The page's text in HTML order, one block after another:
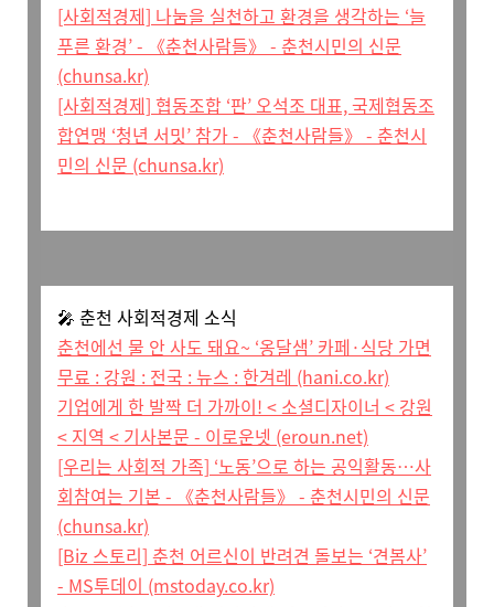
[사회적경제] 나눔을 실천하고 환경을 생각하는 ‘늘
푸른 환경’ - 《춘천사람들》 - 춘천시민의 신문
(chunsa.kr)
[사회적경제] 협동조합 ‘판’ 오석조 대표, 국제협동조
합연맹 ‘청년 서밋’ 참가 - 《춘천사람들》 - 춘천시
민의 신문 (chunsa.kr)
🎤 춘천 사회적경제 소식
춘천에선 물 안 사도 돼요~ ‘옹달샘’ 카페·식당 가면
무료 : 강원 : 전국 : 뉴스 : 한겨레 (hani.co.kr)
기업에게 한 발짝 더 가까이! < 소셜디자이너 < 강원
< 지역 < 기사본문 - 이로운넷 (eroun.net)
[우리는 사회적 가족] ‘노동’으로 하는 공익활동…사
회참여는 기본 - 《춘천사람들》 - 춘천시민의 신문
(chunsa.kr)
[Biz 스토리] 춘천 어르신이 반려견 돌보는 ‘견봄사’
- MS투데이 (mstoday.co.kr)